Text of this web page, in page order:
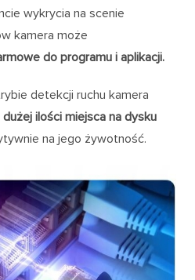
wykrycia na scenie
kamera może
do programu i aplikacji.
detekcji ruchu kamera
ilości miejsca na dysku
na jego żywotność.